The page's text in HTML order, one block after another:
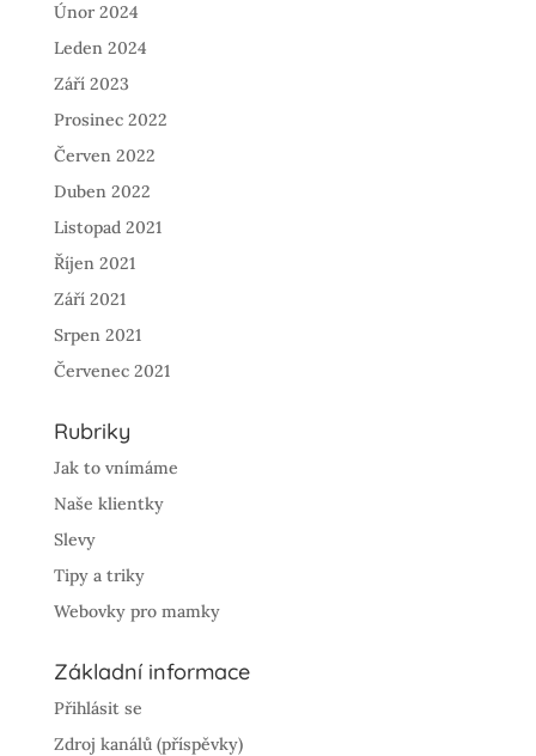
Únor 2024
Leden 2024
Září 2023
Prosinec 2022
Červen 2022
Duben 2022
Listopad 2021
Říjen 2021
Září 2021
Srpen 2021
Červenec 2021
Rubriky
Jak to vnímáme
Naše klientky
Slevy
Tipy a triky
Webovky pro mamky
Základní informace
Přihlásit se
Zdroj kanálů (příspěvky)